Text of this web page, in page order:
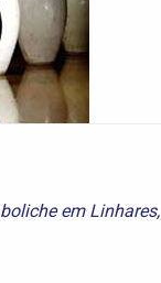
boliche em Linhares,